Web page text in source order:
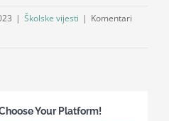
| Školske vijesti | Komentari
Your Platform!